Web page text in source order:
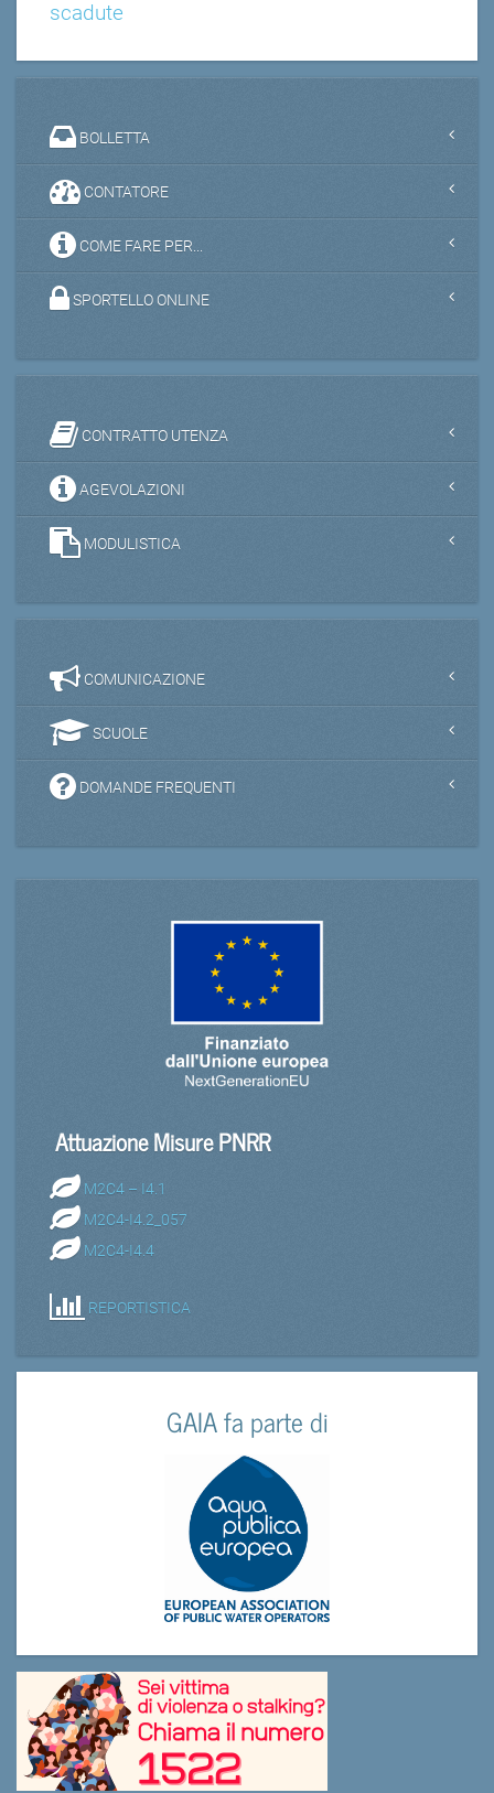
scadute
BOLLETTA
CONTATORE
COME FARE PER...
SPORTELLO ONLINE
CONTRATTO UTENZA
AGEVOLAZIONI
MODULISTICA
COMUNICAZIONE
SCUOLE
DOMANDE FREQUENTI
Attuazione Misure PNRR
M2C4 – I4.1
M2C4-I4.2_057
M2C4-I4.4
REPORTISTICA
GAIA fa parte di